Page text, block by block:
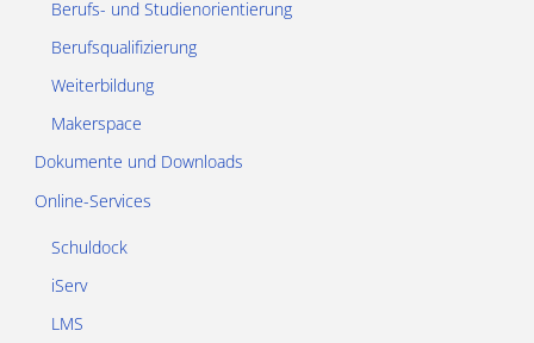
Berufs- und Studienorientierung
Berufsqualifizierung
Weiterbildung
Makerspace
Dokumente und Downloads
Online-Services
Schuldock
iServ
LMS